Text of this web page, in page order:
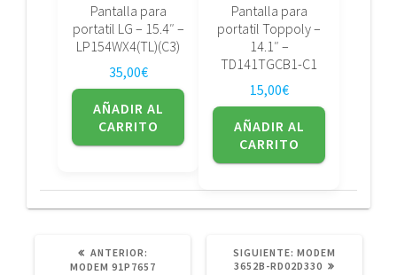
Pantalla para
portatil LG – 15.4″ –
LP154WX4(TL)(C3)
35,00€
AÑADIR AL
CARRITO
Pantalla para
portatil Toppoly –
14.1″ –
TD141TGCB1-C1
15,00€
AÑADIR AL
CARRITO
ANTERIOR:
ANTERIOR:
MODEM 91P7657
SIGUIENTE: SIGUIENTE
POST:
MODEM
3652B-RD02D330